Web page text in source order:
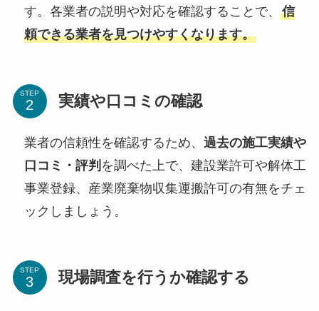
す。各業者の説明や対応を確認することで、 信
頼できる業者を見つけやすくなります。
STEP 実績や口コミの確認
業者の信頼性を確認するため、 過去の施工実績や
口コミ・評判 を調べた上で、建設業許可や解体工
事業登録、産業廃棄物収集運搬許可の有無をチェ
ックしましょう。
STEP 現場調査を行うか確認する